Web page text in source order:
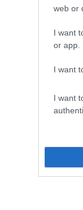
web or
I want
or app.
I want
I want
a
fejleszteni a